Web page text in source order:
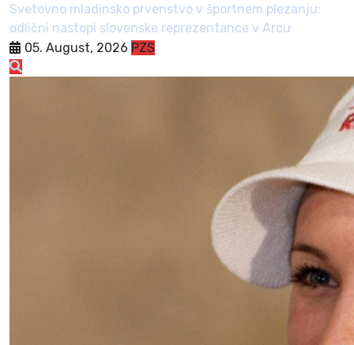
Svetovno mladinsko prvenstvo v športnem plezanju:
odlični nastopi slovenske reprezentance v Arcu
05. August, 2026 PZS